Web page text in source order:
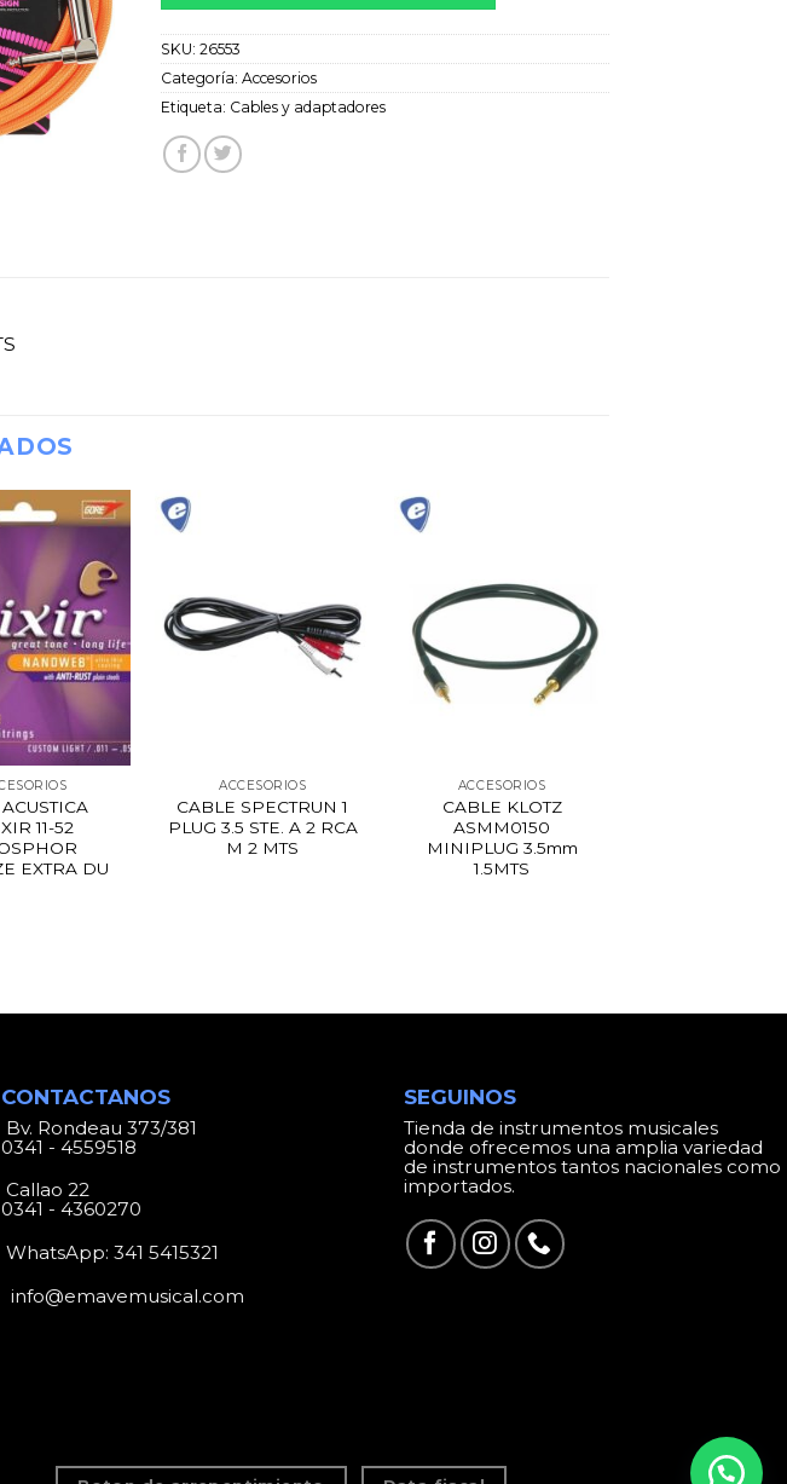
SKU:26553
Categoría:Accesorios
Etiqueta: Cables y adaptadores
11-52
EXTRA DU
ACCESORIOS
CABLE SPECTRUN 1
PLUG 3.5 STE. A 2 RCA
M 2 MTS
ACCESORIOS
CABLE KLOTZ
ASMM0150
MINIPLUG 3.5mm
1.5MTS
CONTACTANOS
Bv. Rondeau 373/381
0341 - 4559518
Callao 22
0341 - 4360270
WhatsApp:341 5415321
info@emavemusical.com
SEGUINOS
Tienda de instrumentos musicales
donde ofrecemos una amplia variedad
de instrumentos tantos nacionales como
importados.